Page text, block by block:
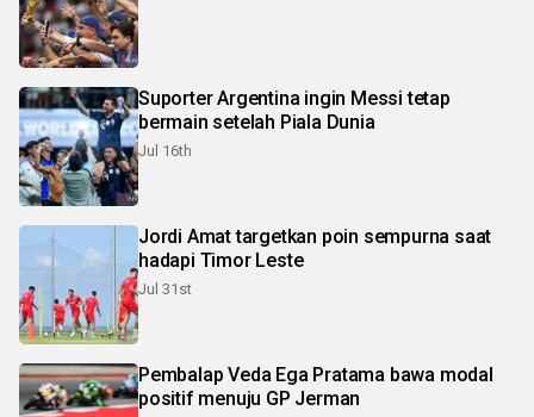
Suporter Argentina ingin Messi tetap
bermain setelah Piala Dunia
Jul 16th
Jordi Amat targetkan poin sempurna saat
hadapi Timor Leste
Jul 31st
Pembalap Veda Ega Pratama bawa modal
positif menuju GP Jerman